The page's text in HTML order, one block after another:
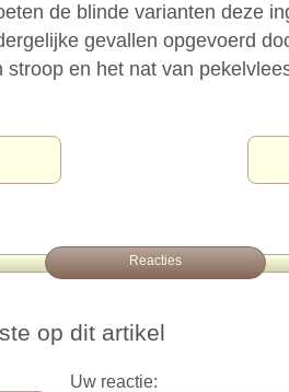
de blinde varianten deze
gevallen opgevoerd
stroop en het nat van
Reacties
op dit artikel
Uw reactie: